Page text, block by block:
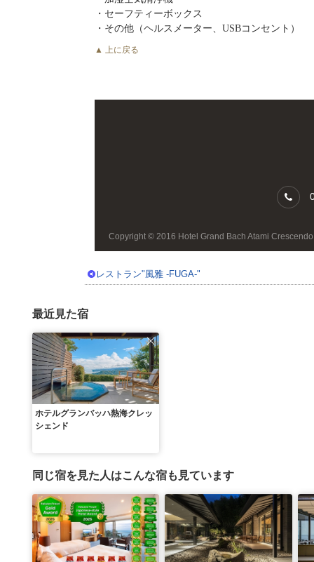
・セーフティーボックス
・その他（ヘルスメーター、USBコンセント）
▲ 上に戻る
Copyright © 2016 Hotel Grand Bach Atami Crescendo
レストラン"風雅 -FUGA-"
最近見た宿
ホテルグランバッハ熱海クレッ
シェンド
同じ宿を見た人はこんな宿も見ています